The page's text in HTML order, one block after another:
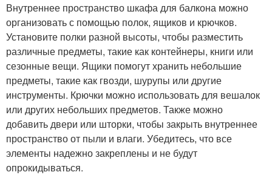
Внутреннее пространство шкафа для балкона можно
организовать с помощью полок, ящиков и крючков.
Установите полки разной высоты, чтобы разместить
различные предметы, такие как контейнеры, книги или
сезонные вещи. Ящики помогут хранить небольшие
предметы, такие как гвозди, шурупы или другие
инструменты. Крючки можно использовать для вешалок
или других небольших предметов. Также можно
добавить двери или шторки, чтобы закрыть внутреннее
пространство от пыли и влаги. Убедитесь, что все
элементы надежно закреплены и не будут
опрокидываться.